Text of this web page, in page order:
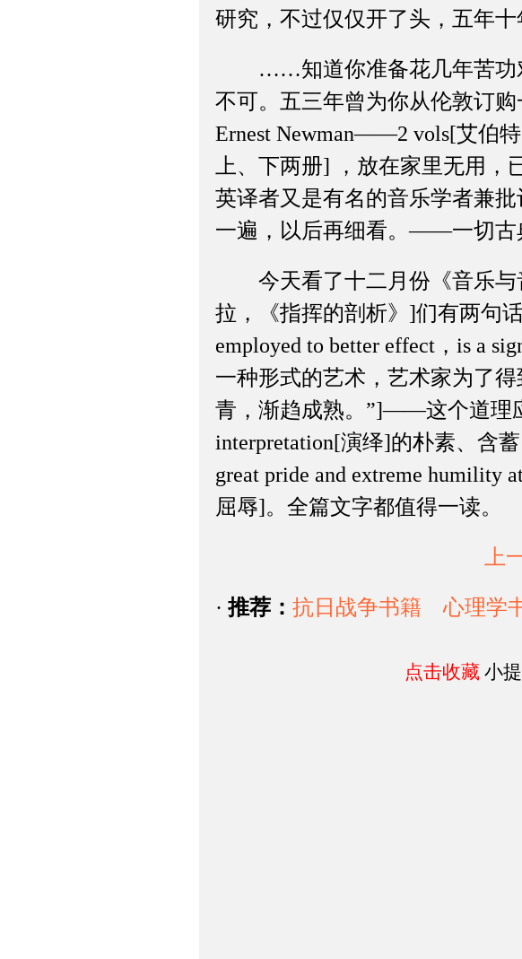
研究，不过仅仅开了头，五年
……知道你准备花几年苦功对
不可。五三年曾为你从伦敦订
Ernest Newman——2 vols[艾伯
上、下两册] ，放在家里无用，
英译者又是有名的音乐学者兼
一遍，以后再细看。——一切古
今天看了十二月份《音乐与
拉，《指挥的剖析》]们有两句
employed to better effect，is a
一种形式的艺术，艺术家为了
青，渐趋成熟。”]——这个道理
interpretation[演绎]的朴素、含
great pride and extreme
屈辱]。全篇文字都值得一读。
上
· 推荐： 抗日战争书籍 心理学
点击收藏 小